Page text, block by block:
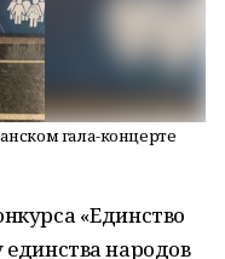
гала-концерте
«Единство
народов